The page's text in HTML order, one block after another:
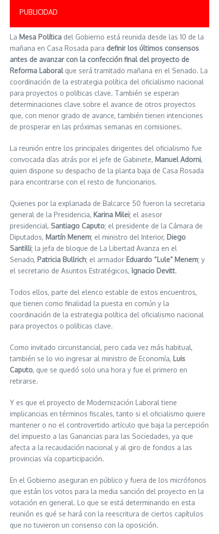
PUBLICIDAD
La Mesa Política del Gobierno está reunida desde las 10 de la
mañana en Casa Rosada para definir los últimos consensos
antes de avanzar con la confección final del proyecto de
Reforma Laboral que será tramitado mañana en el Senado. La
coordinación de la estrategia política del oficialismo nacional
para proyectos o políticas clave. También se esperan
determinaciones clave sobre el avance de otros proyectos
que, con menor grado de avance, también tienen intenciones
de prosperar en las próximas semanas en comisiones.
La reunión entre los principales dirigentes del oficialismo fue
convocada días atrás por el jefe de Gabinete, Manuel Adorni,
quien dispone su despacho de la planta baja de Casa Rosada
para encontrarse con el resto de funcionarios.
Quienes por la explanada de Balcarce 50 fueron la secretaria
general de la Presidencia, Karina Milei; el asesor
presidencial, Santiago Caputo; el presidente de la Cámara de
Diputados, Martín Menem; el ministro del Interior, Diego
Santilli; la jefa de bloque de La Libertad Avanza en el
Senado, Patricia Bullrich; el armador Eduardo “Lule” Menem; y
el secretario de Asuntos Estratégicos, Ignacio Devitt.
Todos ellos, parte del elenco estable de estos encuentros,
que tienen como finalidad la puesta en común y la
coordinación de la estrategia política del oficialismo nacional
para proyectos o políticas clave.
Como invitado circunstancial, pero cada vez más habitual,
también se lo vio ingresar al ministro de Economía, Luis
Caputo, que se quedó solo una hora y fue el primero en
retirarse.
Y es que el proyecto de Modernización Laboral tiene
implicancias en términos fiscales, tanto si el oficialismo quiere
mantener o no el controvertido artículo que baja la percepción
del impuesto a las Ganancias para las Sociedades, ya que
afecta a la recaudación nacional y al giro de fondos a las
provincias vía coparticipación.
En el Gobierno aseguran en público y fuera de los micrófonos
que están los votos para la media sanción del proyecto en la
votación en general. Lo que se está determinando en esta
reunión es qué se hará con la reescritura de ciertos capítulos
que no tuvieron un consenso con la oposición.